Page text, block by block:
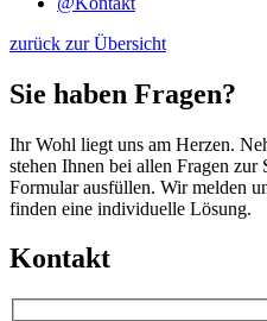
zurück zur Übersicht
Sie haben Fragen?
Ihr Wohl liegt uns am Herzen.
stehen Ihnen bei allen Fragen zur
Formular ausfüllen. Wir melden
finden eine individuelle Lösung.
Kontakt